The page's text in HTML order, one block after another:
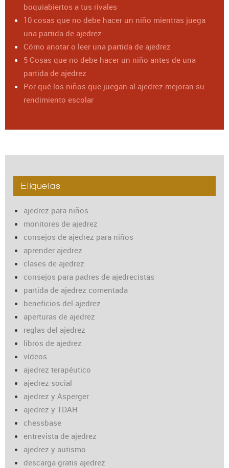
boquiabiertos a tus rivales
10 cosas que no debe hacer un niño mientras juega
una partida de ajedrez
Cómo anotar o leer una partida de ajedrez
5 Cosas que no debe hacer un niño antes de una
partida de ajedrez
Por qué los niños que juegan al ajedrez mejoran su
rendimiento escolar
Etiquetas
ajedrez para niños
monitores de ajedrez
consejos de ajedrez para niños
aprender ajedrez
clases de ajedrez
consejos para padres de ajedrecistas
partida de ajedrez comentada
beneficios del ajedrez
aperturas de ajedrez
reglas del ajedrez
libros de ajedrez
vídeos
ajedrez terapéutico
ajedrez social
ajedrez y Asperger
ajedrez y TDAH
chessbase
entrevista de ajedrez
ajedrez y autismo
descarga gratis ajedrez